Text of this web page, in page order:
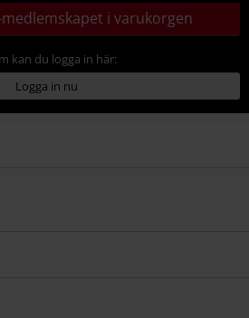
i varukorgen
kan du logga in här:
Logga in nu